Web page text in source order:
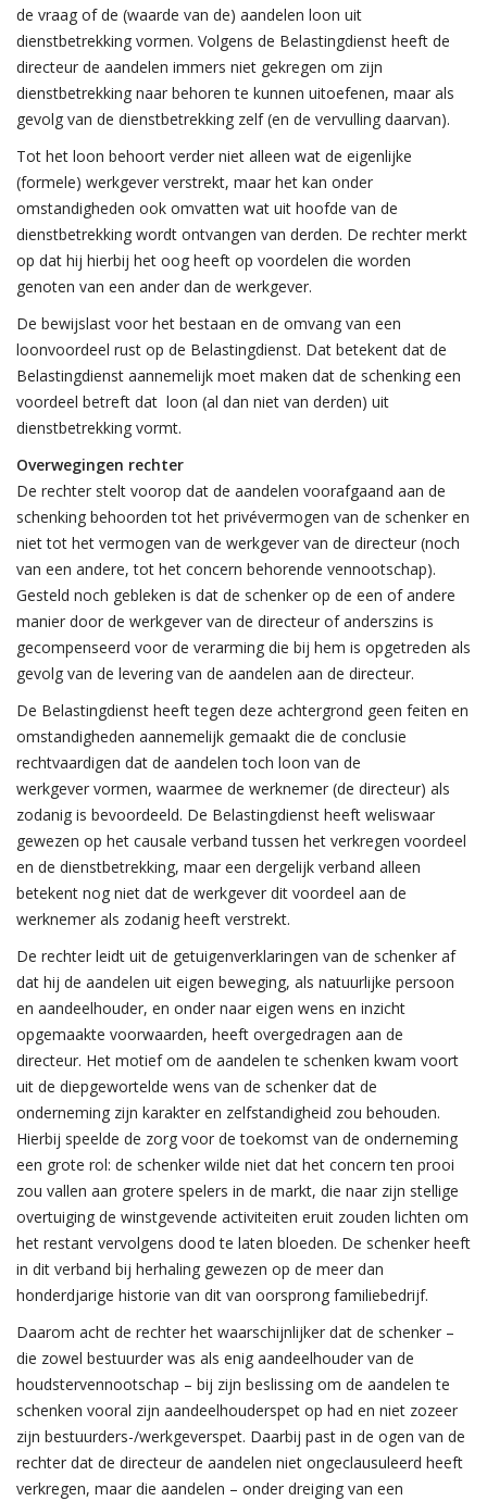
de vraag of de (waarde van de) aandelen loon uit
dienstbetrekking vormen. Volgens de Belastingdienst heeft de
directeur de aandelen immers niet gekregen om zijn
dienstbetrekking naar behoren te kunnen uitoefenen, maar als
gevolg van de dienstbetrekking zelf (en de vervulling daarvan).
Tot het loon behoort verder niet alleen wat de eigenlijke
(formele) werkgever verstrekt, maar het kan onder
omstandigheden ook omvatten wat uit hoofde van de
dienstbetrekking wordt ontvangen van derden. De rechter merkt
op dat hij hierbij het oog heeft op voordelen die worden
genoten van een ander dan de werkgever.
De bewijslast voor het bestaan en de omvang van een
loonvoordeel rust op de Belastingdienst. Dat betekent dat de
Belastingdienst aannemelijk moet maken dat de schenking een
voordeel betreft dat loon (al dan niet van derden) uit
dienstbetrekking vormt.
Overwegingen rechter
De rechter stelt voorop dat de aandelen voorafgaand aan de
schenking behoorden tot het privévermogen van de schenker en
niet tot het vermogen van de werkgever van de directeur (noch
van een andere, tot het concern behorende vennootschap).
Gesteld noch gebleken is dat de schenker op de een of andere
manier door de werkgever van de directeur of anderszins is
gecompenseerd voor de verarming die bij hem is opgetreden als
gevolg van de levering van de aandelen aan de directeur.
De Belastingdienst heeft tegen deze achtergrond geen feiten en
omstandigheden aannemelijk gemaakt die de conclusie
rechtvaardigen dat de aandelen toch loon van de
werkgever vormen, waarmee de werknemer (de directeur) als
zodanig is bevoordeeld. De Belastingdienst heeft weliswaar
gewezen op het causale verband tussen het verkregen voordeel
en de dienstbetrekking, maar een dergelijk verband alleen
betekent nog niet dat de werkgever dit voordeel aan de
werknemer als zodanig heeft verstrekt.
De rechter leidt uit de getuigenverklaringen van de schenker af
dat hij de aandelen uit eigen beweging, als natuurlijke persoon
en aandeelhouder, en onder naar eigen wens en inzicht
opgemaakte voorwaarden, heeft overgedragen aan de
directeur. Het motief om de aandelen te schenken kwam voort
uit de diepgewortelde wens van de schenker dat de
onderneming zijn karakter en zelfstandigheid zou behouden.
Hierbij speelde de zorg voor de toekomst van de onderneming
een grote rol: de schenker wilde niet dat het concern ten prooi
zou vallen aan grotere spelers in de markt, die naar zijn stellige
overtuiging de winstgevende activiteiten eruit zouden lichten om
het restant vervolgens dood te laten bloeden. De schenker heeft
in dit verband bij herhaling gewezen op de meer dan
honderdjarige historie van dit van oorsprong familiebedrijf.
Daarom acht de rechter het waarschijnlijker dat de schenker –
die zowel bestuurder was als enig aandeelhouder van de
houdstervennootschap – bij zijn beslissing om de aandelen te
schenken vooral zijn aandeelhouderspet op had en niet zozeer
zijn bestuurders-/werkgeverspet. Daarbij past in de ogen van de
rechter dat de directeur de aandelen niet ongeclausuleerd heeft
verkregen, maar die aandelen – onder dreiging van een